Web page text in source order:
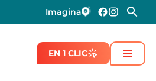
Imagina
EN 1 CLIC